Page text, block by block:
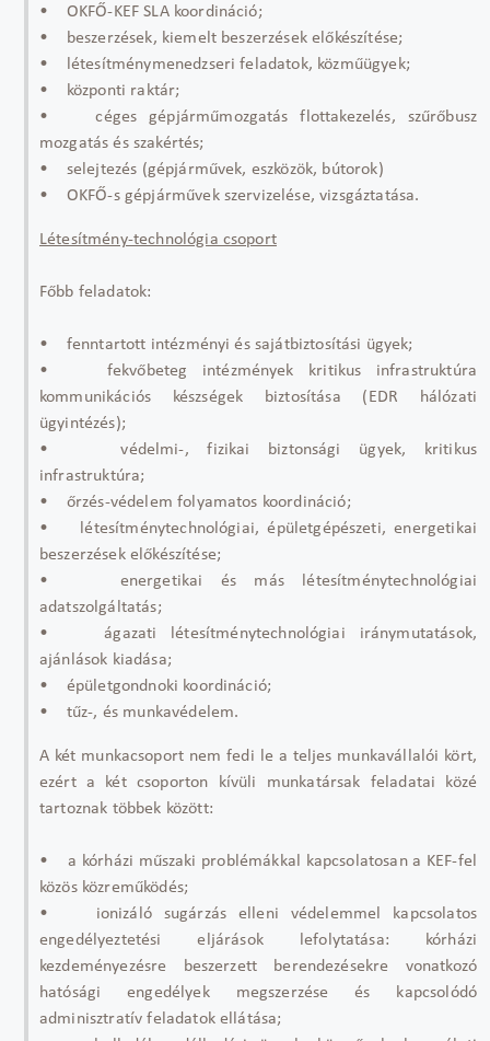
• OKFŐ-KEF SLA koordináció;
• beszerzések, kiemelt beszerzések előkészítése;
• létesítménymenedzseri feladatok, közműügyek;
• központi raktár;
• céges gépjárműmozgatás flottakezelés, szűrőbusz
mozgatás és szakértés;
• selejtezés (gépjárművek, eszközök, bútorok)
• OKFŐ-s gépjárművek szervizelése, vizsgáztatása.
Létesítmény-technológia csoport
Főbb feladatok:
• fenntartott intézményi és sajátbiztosítási ügyek;
• fekvőbeteg intézmények kritikus infrastruktúra
kommunikációs készségek biztosítása (EDR hálózati
ügyintézés);
• védelmi-, fizikai biztonsági ügyek, kritikus
infrastruktúra;
• őrzés-védelem folyamatos koordináció;
• létesítménytechnológiai, épületgépészeti, energetikai
beszerzések előkészítése;
• energetikai és más létesítménytechnológiai
adatszolgáltatás;
• ágazati létesítménytechnológiai iránymutatások,
ajánlások kiadása;
• épületgondnoki koordináció;
• tűz-, és munkavédelem.
A két munkacsoport nem fedi le a teljes munkavállalói kört,
ezért a két csoporton kívüli munkatársak feladatai közé
tartoznak többek között:
• a kórházi műszaki problémákkal kapcsolatosan a KEF-fel
közös közreműködés;
• ionizáló sugárzás elleni védelemmel kapcsolatos
engedélyeztetési eljárások lefolytatása: kórházi
kezdeményezésre beszerzett berendezésekre vonatkozó
hatósági engedélyek megszerzése és kapcsolódó
adminisztratív feladatok ellátása;